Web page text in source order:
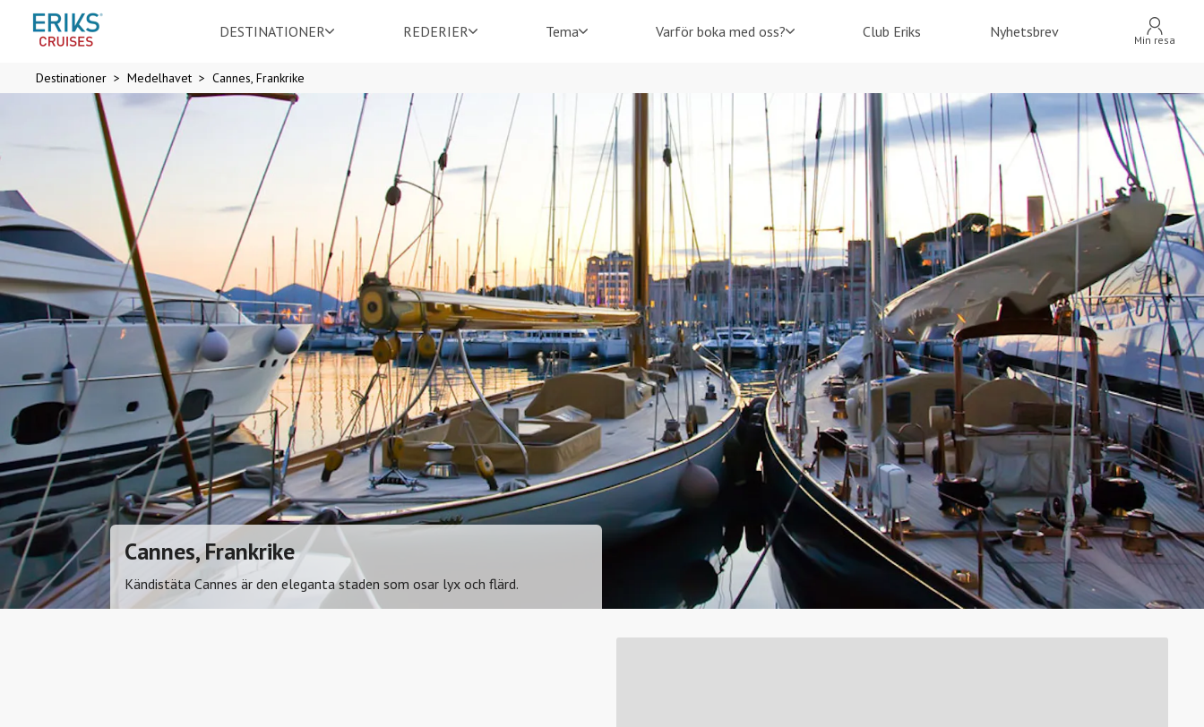
DESTINATIONER REDERIER Tema Varför boka med oss? Club Eriks Nyhetsbrev Min resa
Destinationer Medelhavet Cannes, Frankrike
Cannes, Frankrike
Kändistäta Cannes är den eleganta staden som osar lyx och flärd.